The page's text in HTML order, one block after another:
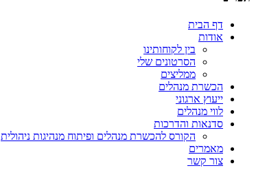
דף הבית
אודות
בין לקוחותינו
הסרטונים שלי
ממליצים
הכשרת מנהלים
ייעוץ ארגוני
לווי מנהלים
סדנאות והדרכות
הקורס להכשרת מנהלים ופיתוח מנהיגות ניהולית
מאמרים
צור קשר